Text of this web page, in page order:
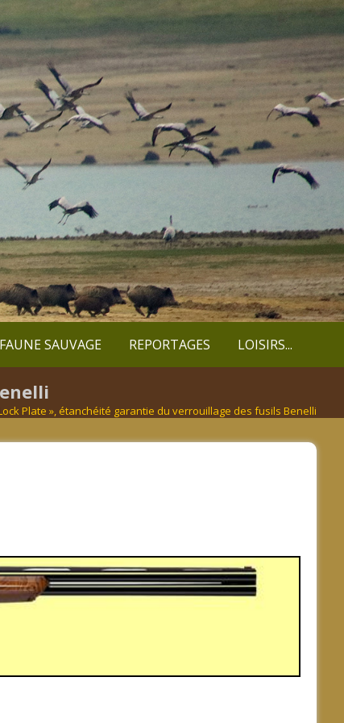
FAUNE SAUVAGE REPORTAGES LOISIRS...
Plate », étanchéité garantie du verrouillage des fusils Benelli